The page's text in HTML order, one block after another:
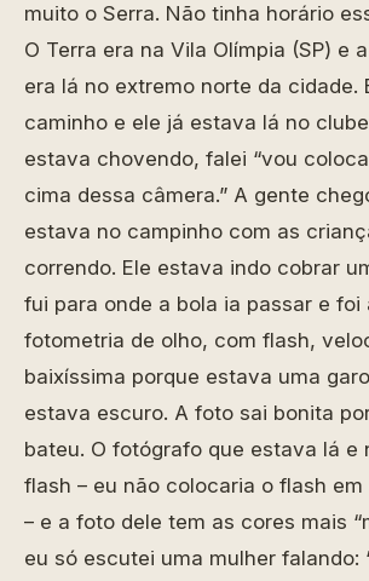
muito o Serra. Não tinha horário
O Terra era na Vila Olímpia (SP) e
era lá no extremo norte da cidade.
caminho e ele já estava lá no
estava chovendo, falei “vou
cima dessa câmera.” A gente
estava no campinho com as
correndo. Ele estava indo cobrar
fui para onde a bola ia passar e foi
fotometria de olho, com flash,
baixíssima porque estava uma
estava escuro. A foto sai bonita
bateu. O fotógrafo que estava lá e
flash – eu não colocaria o flash
– e a foto dele tem as cores mais
eu só escutei uma mulher falando: